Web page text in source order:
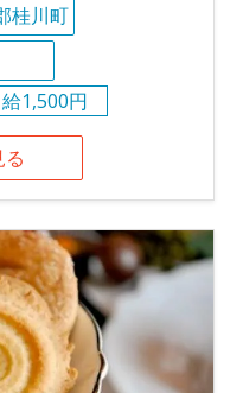
桂川町
1,500円